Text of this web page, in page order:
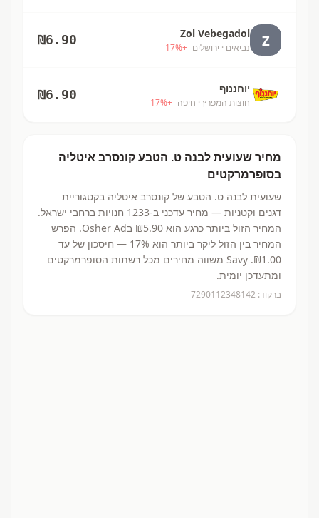
Z
Zol Vebegadol
נביאים · ירושלים +
17%
₪6.90
יוחננוף
חוצות המפרץ · חיפה +
17%
₪6.90
מחיר שעועית לבנה ט. הטבע קונסרב איטליה
בסופרמרקטים
שעועית לבנה ט. הטבע של קונסרב איטליה בקטגוריית
דגנים וקטניות — מחיר עדכני ב-1233 חנויות ברחבי ישראל.
המחיר הזול ביותר כרגע הוא ₪5.90
בOsher Ad.
הפרש
המחיר בין הזול ליקר ביותר הוא 17% — חיסכון של עד
₪1.00.
Savy משווה מחירים מכל רשתות הסופרמרקטים
ומתעדכן יומית.
ברקוד: 7290112348142